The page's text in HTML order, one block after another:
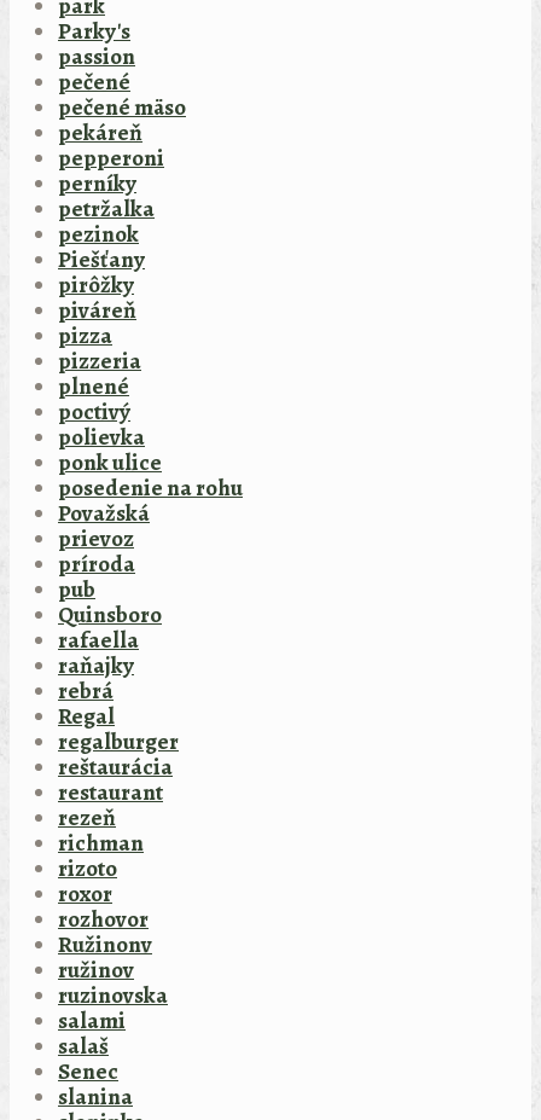
park
Parky's
passion
pečené
pečené mäso
pekáreň
pepperoni
perníky
petržalka
pezinok
Piešťany
pirôžky
piváreň
pizza
pizzeria
plnené
poctivý
polievka
ponk ulice
posedenie na rohu
Považská
prievoz
príroda
pub
Quinsboro
rafaella
raňajky
rebrá
Regal
regalburger
reštaurácia
restaurant
rezeň
richman
rizoto
roxor
rozhovor
Ružinonv
ružinov
ruzinovska
salami
salaš
Senec
slanina